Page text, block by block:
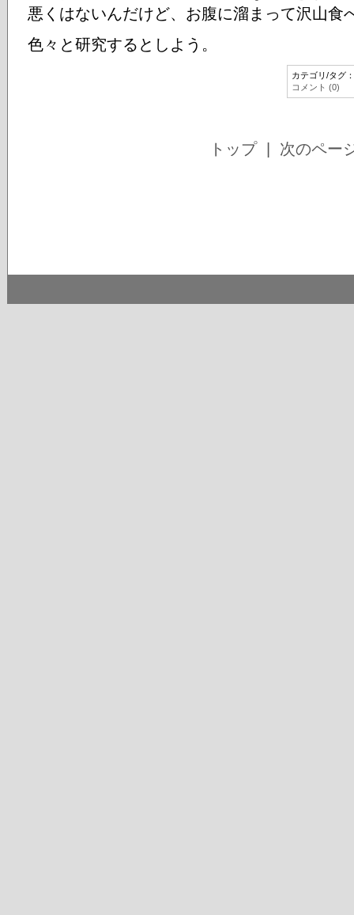
悪くはないんだけど、お腹に溜まって沢山食
色々と研究するとしよう。
カテゴリ/タグ：
コメント (0)
トップ | 次のペー